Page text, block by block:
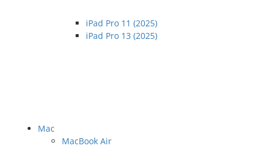
iPad Pro 11 (2025)
iPad Pro 13 (2025)
Mac
MacBook Air